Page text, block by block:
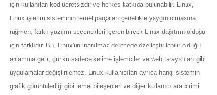
için kullanılan kod ücretsizdir ve herkes katkıda bulunabilir. Linux,
Linux işletim sisteminin temel parçaları genellikle yaygın olmasına
rağmen, farklı yazılım seçenekleri içeren birçok Linux dağıtımı olduğu
için farklıdır. Bu, Linux'un inanılmaz derecede özelleştirilebilir olduğu
anlamına gelir, çünkü sadece kelime işlemciler ve web tarayıcıları gibi
uygulamalar değiştirilemez. Linux kullanıcıları ayrıca hangi sistemin
grafik görüntülediği gibi temel bileşenleri ve diğer kullanıcı ara birimi